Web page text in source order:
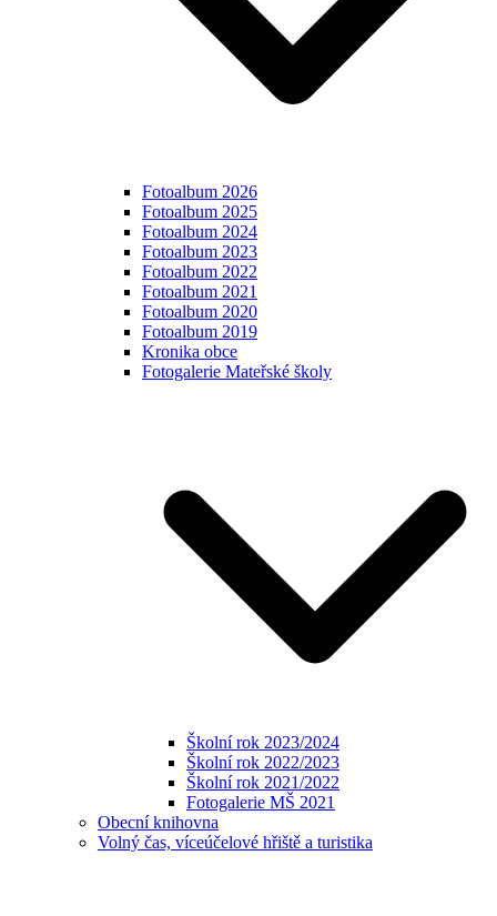
Fotoalbum 2026
Fotoalbum 2025
Fotoalbum 2024
Fotoalbum 2023
Fotoalbum 2022
Fotoalbum 2021
Fotoalbum 2020
Fotoalbum 2019
Kronika obce
Fotogalerie Mateřské školy
Školní rok 2023/2024
Školní rok 2022/2023
Školní rok 2021/2022
Fotogalerie MŠ 2021
Obecní knihovna
Volný čas, víceúčelové hřiště a turistika